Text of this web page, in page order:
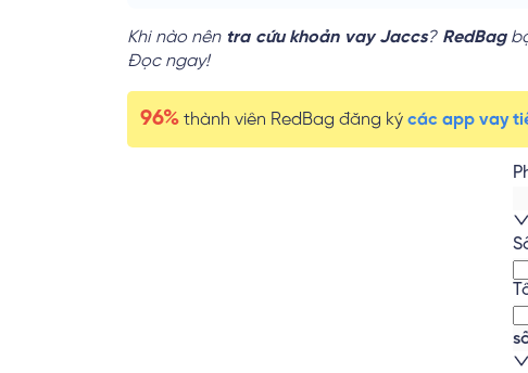
Khi nào nêntra cứu khoản vay Jaccs?RedBag
Đọc ngay!
96% thành viên RedBag đăng ký các app vay